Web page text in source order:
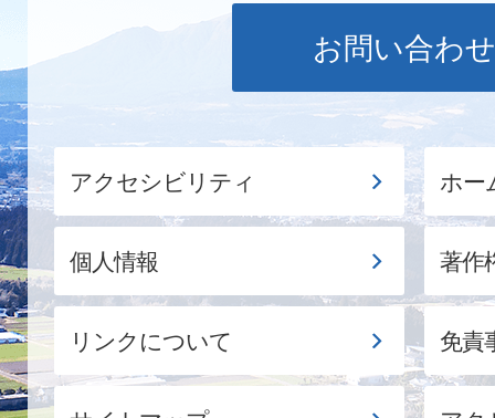
お問い合わせ
アクセシビリティ ホー
個人情報 著作
リンクについて 免責